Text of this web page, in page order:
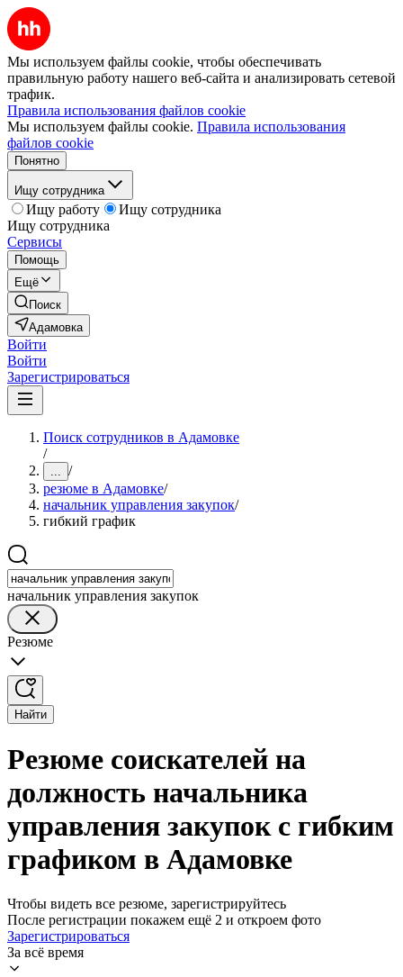
Мы используем файлы cookie, чтобы обеспечивать
правильную работу нашего веб-сайта и анализировать сетевой
трафик.
Правила использования файлов cookie
Мы используем файлы cookie. Правила использования
файлов cookie
Понятно
Ищу сотрудника
Ищу работу
Ищу сотрудника
Ищу сотрудника
Сервисы
Помощь
Ещё
Поиск
Адамовка
Войти
Войти
Зарегистрироваться
Поиск сотрудников в Адамовке
/
... /
резюме в Адамовке/
начальник управления закупок/
гибкий график
начальник управления закупок
Резюме
Найти
Резюме соискателей на
должность начальника
управления закупок с гибким
графиком в Адамовке
Чтобы видеть все резюме, зарегистрируйтесь
После регистрации покажем ещё 2 и откроем фото
Зарегистрироваться
За всё время